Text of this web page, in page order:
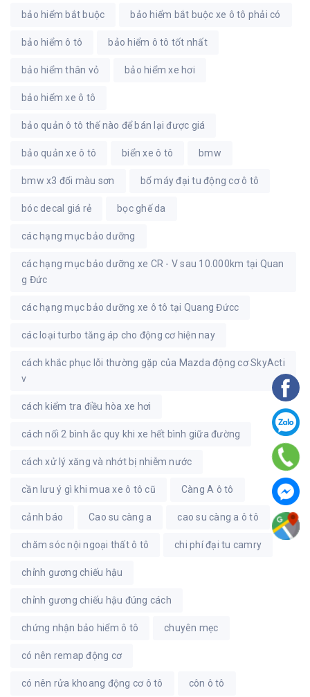
bảo hiểm bắt buộc bảo hiểm bắt buộc xe ô tô phải có
bảo hiểm ô tô bảo hiểm ô tô tốt nhất
bảo hiểm thân vỏ bảo hiểm xe hơi
bảo hiểm xe ô tô
bảo quản ô tô thế nào để bán lại được giá
bảo quản xe ô tô biển xe ô tô bmw
bmw x3 đổi màu sơn bổ máy đại tu động cơ ô tô
bóc decal giá rẻ bọc ghế da
các hạng mục bảo dưỡng
các hạng mục bảo dưỡng xe CR - V sau 10.000km tại Quan
g Đức
các hạng mục bảo dưỡng xe ô tô tại Quang Đứcc
các loại turbo tăng áp cho động cơ hiện nay
cách khắc phục lỗi thường gặp của Mazda động cơ SkyActi
v
cách kiểm tra điều hòa xe hơi
cách nối 2 bình ắc quy khi xe hết bình giữa đường
cách xử lý xăng và nhớt bị nhiễm nước
cần lưu ý gì khi mua xe ô tô cũ Càng A ô tô
cảnh báo Cao su càng a cao su càng a ô tô
chăm sóc nội ngoại thất ô tô chi phí đại tu camry
chỉnh gương chiếu hậu
chỉnh gương chiếu hậu đúng cách
chứng nhận bảo hiểm ô tô chuyên mẹc
có nên remap động cơ
có nên rửa khoang động cơ ô tô côn ô tô